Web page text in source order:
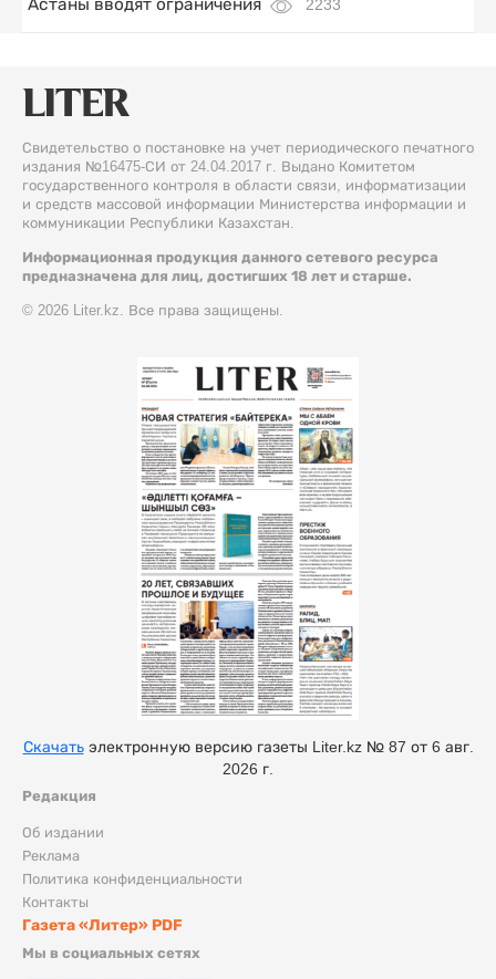
Астаны вводят ограничения
2233
Свидетельство о постановке на учет периодического печатного
издания №16475-СИ от 24.04.2017 г. Выдано Комитетом
государственного контроля в области связи, информатизации
и средств массовой информации Министерства информации и
коммуникации Республики Казахстан.
Информационная продукция данного сетевого ресурса
предназначена для лиц, достигших 18 лет и старше.
© 2026 Liter.kz. Все права защищены.
Редакция
Об издании
Реклама
Политика конфиденциальности
Контакты
Газета «Литер» PDF
Мы в социальных сетях
Скачатьэлектронную версию газеты Liter.kz № 87 от 6 авг.
2026 г.